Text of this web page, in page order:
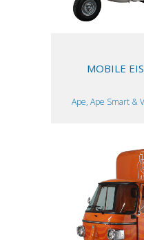
MOBILE
Ape, Ape Smart &